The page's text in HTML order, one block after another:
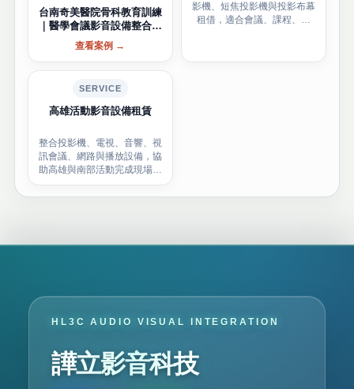
台南奇美醫院骨科教育訓練
｜醫學會議影音設備整合租
賃案例
查看案例 →
影機、短焦投影機與投影布幕
租借，適合會議、課程、展
SERVICE
高雄活動影音設備租賃
整合投影機、電視、音響、視
訊會議、網路與播放設備，協
助高雄與南部活動完成現場影
音配置。
HL3C AUDIO VISUAL INTEGRATION
譁立影音科技